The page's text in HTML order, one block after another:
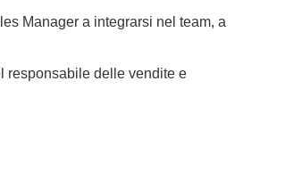
Manager a integrarsi nel team, a
responsabile delle vendite e